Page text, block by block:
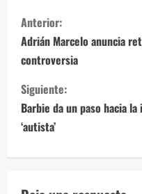
S
i
g
u
e
l
Anterior:
Adrián Marcelo anuncia
controversia
Siguiente:
Barbie da un paso hacia
‘autista’